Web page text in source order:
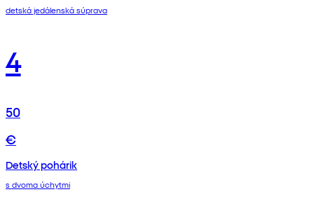
detská jedálenská súprava
4
50
€
Detský pohárik
s dvoma úchytmi